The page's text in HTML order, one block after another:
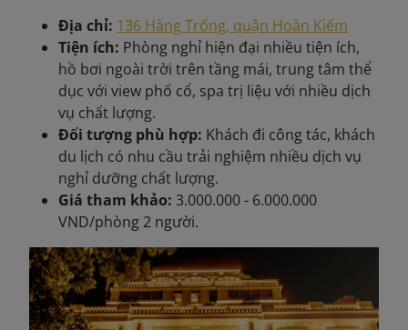
Địa chỉ: 136 Hàng Trống, quận Hoàn Kiếm
Tiện ích: Phòng nghỉ hiện đại nhiều tiện ích,
hồ bơi ngoài trời trên tầng mái, trung tâm thể
dục với view phố cổ, spa trị liệu với nhiều dịch
vụ chất lượng.
Đối tượng phù hợp: Khách đi công tác, khách
du lịch có nhu cầu trải nghiệm nhiều dịch vụ
nghỉ dưỡng chất lượng.
Giá tham khảo: 3.000.000 - 6.000.000
VND/phòng 2 người.